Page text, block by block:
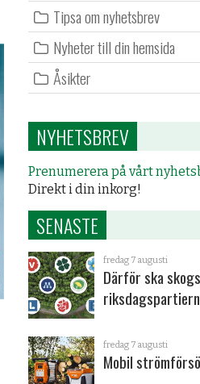
Tipsa om nyhetsbrev
Nyheter till din hemsida
Åsikter
NYHETSBREV
Prenumerera på vårt
Direkt i din inkorg!
SENASTE
fredag 7 augusti
Därför ska
fredag 7 augusti
Mobil